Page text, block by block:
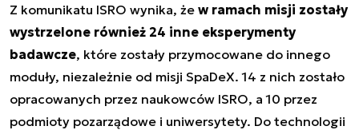
Z komunikatu ISRO wynika, że w ramach misji zostały
wystrzelone również 24 inne eksperymenty
badawcze, które zostały przymocowane do innego
moduły, niezależnie od misji SpaDeX. 14 z nich zostało
opracowanych przez naukowców ISRO, a 10 przez
podmioty pozarządowe i uniwersytety. Do technologii